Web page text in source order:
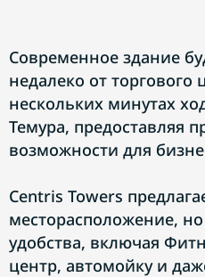
Современное здание
недалеко от торгового
нескольких минутах
Темура, предоставляя
возможности для
Centris Towers
месторасположение,
удобства, включая
центр, автомойку и